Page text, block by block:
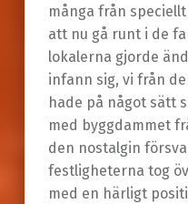
många från
att nu gå runt i de
lokalerna gjorde
infann sig, vi från
hade på något sätt
med byggdammet
den nostalgin
festligheterna tog
med en härligt